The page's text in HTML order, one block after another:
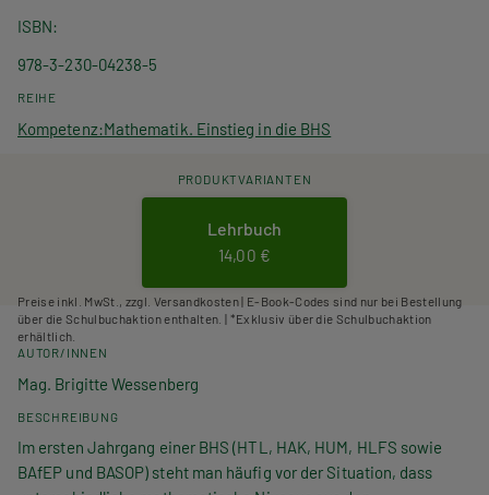
ISBN
978-3-230-04238-5
REIHE
Kompetenz:Mathematik. Einstieg in die BHS
PRODUKTVARIANTEN
Lehrbuch
14,00 €
Preise inkl. MwSt., zzgl. Versandkosten | E-Book-Codes sind nur bei Bestellung
über die Schulbuchaktion enthalten. | *Exklusiv über die Schulbuchaktion
erhältlich.
AUTOR/INNEN
Mag. Brigitte Wessenberg
BESCHREIBUNG
Im ersten Jahrgang einer BHS (HTL, HAK, HUM, HLFS sowie
BAfEP und BASOP) steht man häufig vor der Situation, dass